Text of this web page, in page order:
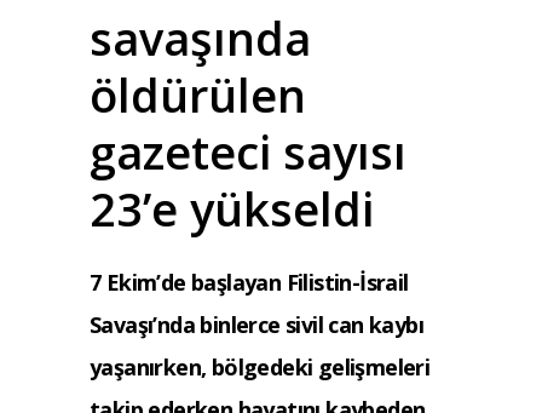
savaşında
öldürülen
gazeteci sayısı
23’e yükseldi
7 Ekim’de başlayan Filistin-İsrail
Savaşı’nda binlerce sivil can kaybı
yaşanırken, bölgedeki gelişmeleri